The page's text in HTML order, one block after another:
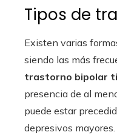
Tipos de
Existen varias
siendo las más
trastorno bipolar
presencia de al
puede estar
depresivos